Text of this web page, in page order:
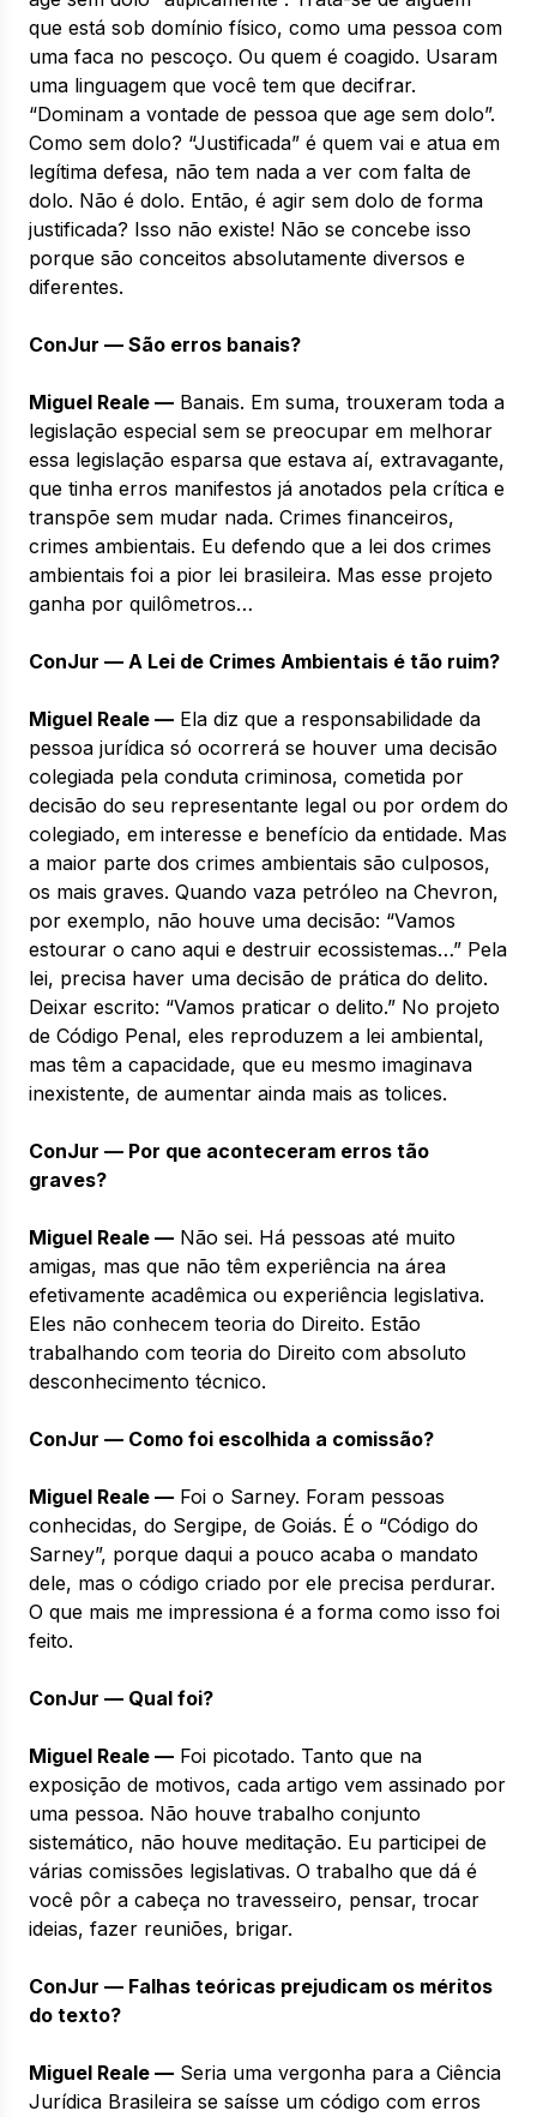
que está sob domínio físico, como uma pessoa com
uma faca no pescoço. Ou quem é coagido. Usaram
uma linguagem que você tem que decifrar.
“Dominam a vontade de pessoa que age sem dolo”.
Como sem dolo? “Justificada” é quem vai e atua em
legítima defesa, não tem nada a ver com falta de
dolo. Não é dolo. Então, é agir sem dolo de forma
justificada? Isso não existe! Não se concebe isso
porque são conceitos absolutamente diversos e
diferentes.
ConJur — São erros banais?
Miguel Reale — Banais. Em suma, trouxeram toda a
legislação especial sem se preocupar em melhorar
essa legislação esparsa que estava aí, extravagante,
que tinha erros manifestos já anotados pela crítica e
transpõe sem mudar nada. Crimes financeiros,
crimes ambientais. Eu defendo que a lei dos crimes
ambientais foi a pior lei brasileira. Mas esse projeto
ganha por quilômetros…
ConJur — A Lei de Crimes Ambientais é tão ruim?
Miguel Reale — Ela diz que a responsabilidade da
pessoa jurídica só ocorrerá se houver uma decisão
colegiada pela conduta criminosa, cometida por
decisão do seu representante legal ou por ordem do
colegiado, em interesse e benefício da entidade. Mas
a maior parte dos crimes ambientais são culposos,
os mais graves. Quando vaza petróleo na Chevron,
por exemplo, não houve uma decisão: “Vamos
estourar o cano aqui e destruir ecossistemas…” Pela
lei, precisa haver uma decisão de prática do delito.
Deixar escrito: “Vamos praticar o delito.” No projeto
de Código Penal, eles reproduzem a lei ambiental,
mas têm a capacidade, que eu mesmo imaginava
inexistente, de aumentar ainda mais as tolices.
ConJur — Por que aconteceram erros tão
graves?
Miguel Reale — Não sei. Há pessoas até muito
amigas, mas que não têm experiência na área
efetivamente acadêmica ou experiência legislativa.
Eles não conhecem teoria do Direito. Estão
trabalhando com teoria do Direito com absoluto
desconhecimento técnico.
ConJur — Como foi escolhida a comissão?
Miguel Reale — Foi o Sarney. Foram pessoas
conhecidas, do Sergipe, de Goiás. É o “Código do
Sarney”, porque daqui a pouco acaba o mandato
dele, mas o código criado por ele precisa perdurar.
O que mais me impressiona é a forma como isso foi
feito.
ConJur — Qual foi?
Miguel Reale — Foi picotado. Tanto que na
exposição de motivos, cada artigo vem assinado por
uma pessoa. Não houve trabalho conjunto
sistemático, não houve meditação. Eu participei de
várias comissões legislativas. O trabalho que dá é
você pôr a cabeça no travesseiro, pensar, trocar
ideias, fazer reuniões, brigar.
ConJur — Falhas teóricas prejudicam os méritos
do texto?
Miguel Reale — Seria uma vergonha para a Ciência
Jurídica Brasileira se saísse um código com erros